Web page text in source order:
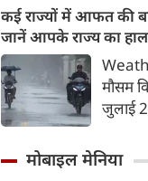
लोगों
झारखंड
असम के
लिए 3
की।
कई राज्यों में आफत की
जानें आपके राज्य का हाल
मौसम
जुलाई
होने और
मोबाइल मेनिया